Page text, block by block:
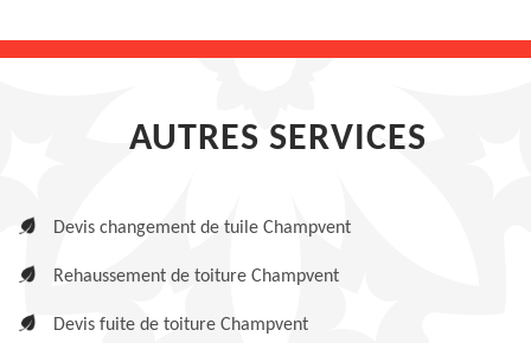
AUTRES SERVICES
Devis changement de tuile Champvent
Rehaussement de toiture Champvent
Devis fuite de toiture Champvent